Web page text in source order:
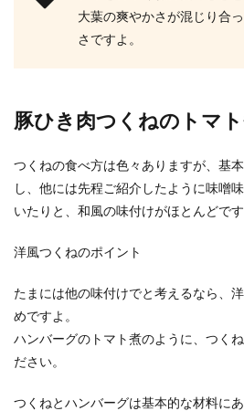
大葉の爽やかさが混じり合
さですよ。
豚ひき肉つくねのトマ
つくねの食べ方は色々ありますが、基
し、他には先程ご紹介したように味噌
いたりと、和風の味付けがほとんどです
洋風つくねのポイント
たまには他の味付けでと考えるなら、
めですよ。
ハンバーグのトマト煮のように、つく
ださい。
つくねとハンバーグは基本的な材料に